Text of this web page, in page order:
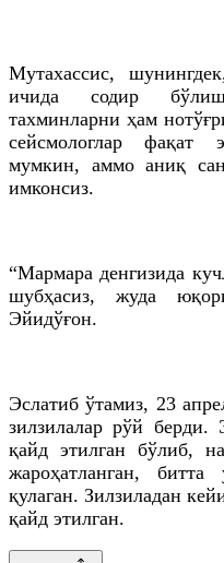
Мутахассис,
ичида содир
тахминларни ҳам
сейсмологлар фақат
мумкин, аммо аниқ
имконсиз.
“Мармара денгизида
шубҳасиз, жуда
Эйидўғон.
Эслатиб ўтамиз, 23
зилзилалар рўй берди.
қайд этилган бўлиб,
жароҳатланган,
қулаган. Зилзиладан
қайд этилган.